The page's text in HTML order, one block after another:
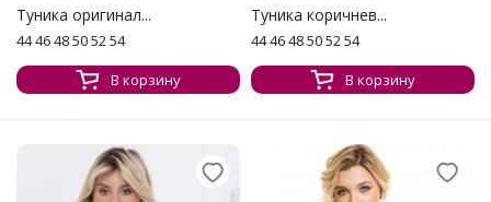
Туника оригинал...
44 46 48 50 52 54
В корзину
Туника коричнев...
44 46 48 50 52 54
В корзину